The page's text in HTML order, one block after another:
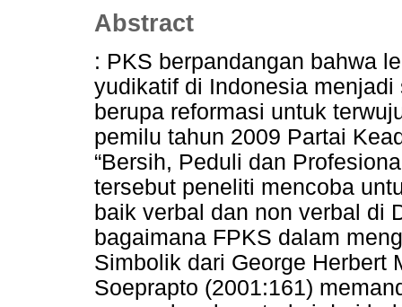
Abstract
: PKS berpandangan bahwa
yudikatif di Indonesia
berupa reformasi untuk
pemilu tahun 2009 Partai
“Bersih, Peduli dan
tersebut peneliti mencoba
baik verbal dan non verbal di
bagaimana FPKS dalam
Simbolik dari George Herbert
Soeprapto (2001:161)